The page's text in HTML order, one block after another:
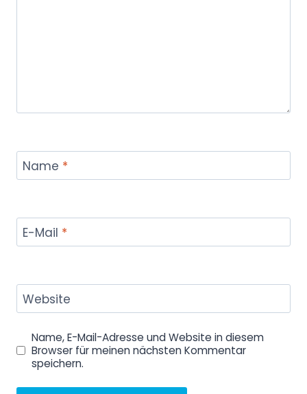
Name *
E-Mail *
Website
Name, E-Mail-Adresse und Website in diesem
Browser für meinen nächsten Kommentar
speichern.